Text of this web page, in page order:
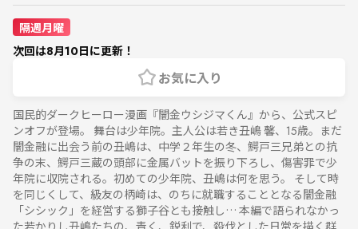
隔週月曜
次回は8月10日に更新！
お気に入り
国民的ダークヒーロー漫画『闇金ウシジマくん』から、公式スピ
ンオフが登場。 舞台は少年院。主人公は若き丑嶋 馨、15歳。まだ
闇金融に出会う前の丑嶋は、中学２年生の冬、鰐戸三兄弟との抗
争の末、鰐戸三蔵の頭部に金属バットを振り下ろし、傷害罪で少
年院に収院される。初めての少年院、丑嶋は何を思う。 そして時
を同じくして、級友の柄崎は、のちに就職することとなる闇金融
「シシック」を経営する獅子谷とも接触し… 本編で語られなかっ
た若かりし丑嶋たちの、青く、鋭利で、殺伐とした日常を描く群